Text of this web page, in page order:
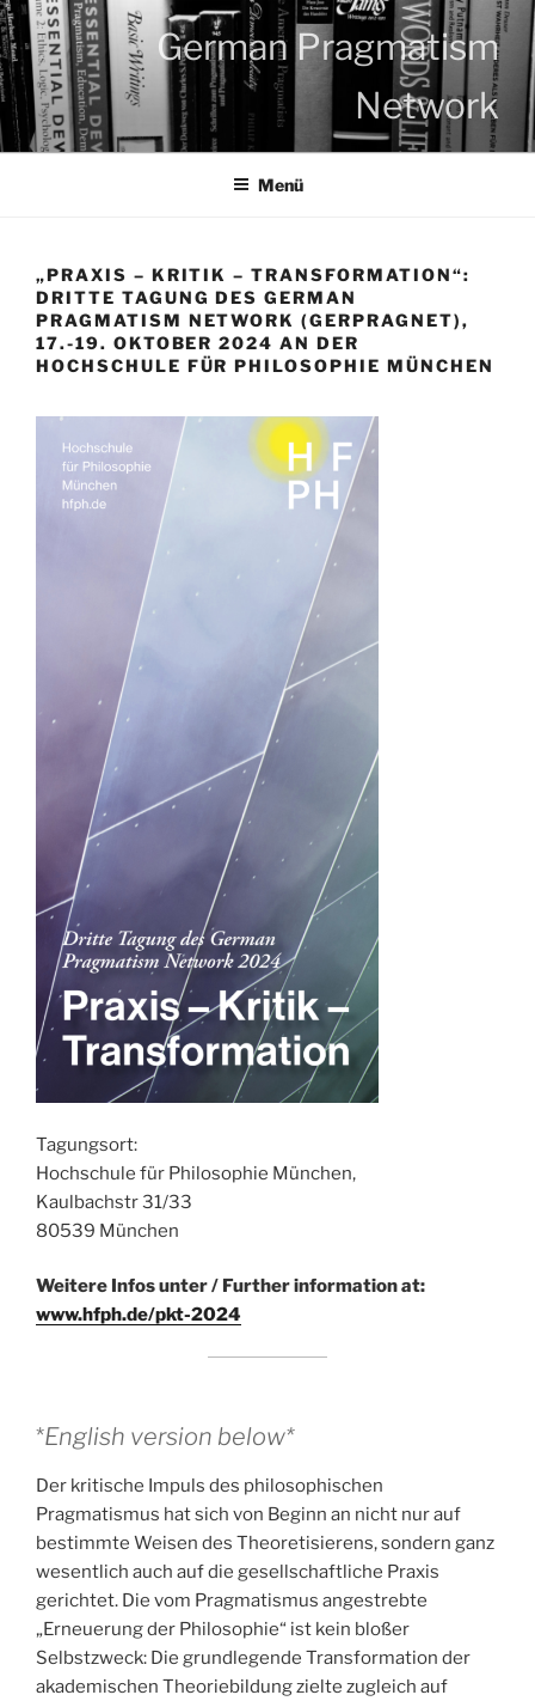
Zum
Inhalt
springen
German Pragmatism
Network
Menü
„PRAXIS – KRITIK – TRANSFORMATION“:
DRITTE TAGUNG DES GERMAN
PRAGMATISM NETWORK (GERPRAGNET),
17.-19. OKTOBER 2024 AN DER
HOCHSCHULE FÜR PHILOSOPHIE MÜNCHEN
Tagungsort:
Hochschule für Philosophie München,
Kaulbachstr 31/33
80539 München
Weitere Infos unter / Further information at:
www.hfph.de/pkt-2024
*English version below*
Der kritische Impuls des philosophischen
Pragmatismus hat sich von Beginn an nicht nur auf
bestimmte Weisen des Theoretisierens, sondern ganz
wesentlich auch auf die gesellschaftliche Praxis
gerichtet. Die vom Pragmatismus angestrebte
„Erneuerung der Philosophie“ ist kein bloßer
Selbstzweck: Die grundlegende Transformation der
akademischen Theoriebildung zielte zugleich auf